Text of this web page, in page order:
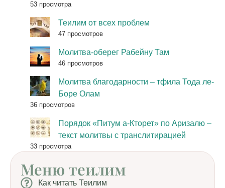
53 просмотра
Теилим от всех проблем
47 просмотров
Молитва-оберег Рабейну Там
46 просмотров
Молитва благодарности – тфила Тода ле-
Боре Олам
36 просмотров
Порядок «Питум а-Кторет» по Аризалю –
текст молитвы с транслитирацией
33 просмотра
Меню теилим
Как читать Теилим